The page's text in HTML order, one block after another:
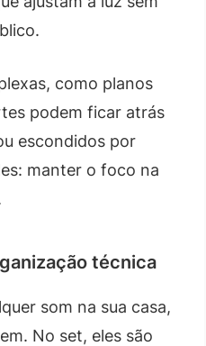
como planos
podem ficar atrás
escondidos por
manter o foco na
técnica
som na sua casa,
No set, eles são